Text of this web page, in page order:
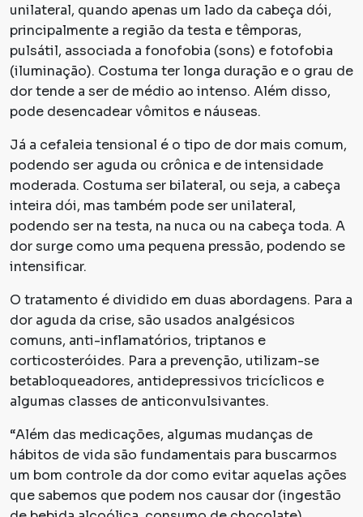
unilateral, quando apenas um lado da cabeça dói,
principalmente a região da testa e têmporas,
pulsátil, associada a fonofobia (sons) e fotofobia
(iluminação). Costuma ter longa duração e o grau de
dor tende a ser de médio ao intenso. Além disso,
pode desencadear vômitos e náuseas.
Já a cefaleia tensional é o tipo de dor mais comum,
podendo ser aguda ou crônica e de intensidade
moderada. Costuma ser bilateral, ou seja, a cabeça
inteira dói, mas também pode ser unilateral,
podendo ser na testa, na nuca ou na cabeça toda. A
dor surge como uma pequena pressão, podendo se
intensificar.
O tratamento é dividido em duas abordagens. Para a
dor aguda da crise, são usados analgésicos
comuns, anti-inflamatórios, triptanos e
corticosteróides. Para a prevenção, utilizam-se
betabloqueadores, antidepressivos tricíclicos e
algumas classes de anticonvulsivantes.
“Além das medicações, algumas mudanças de
hábitos de vida são fundamentais para buscarmos
um bom controle da dor como evitar aquelas ações
que sabemos que podem nos causar dor (ingestão